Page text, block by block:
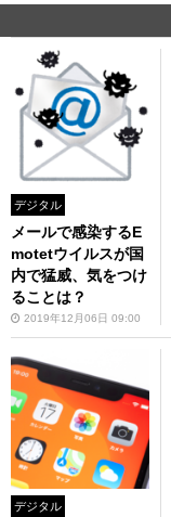
デジタル
メールで感染するE
motetウイルスが国
内で猛威、気をつけ
ることは？
2019年12月06日 09:00
デジタル